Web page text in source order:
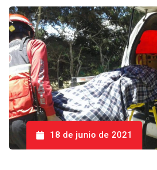
18 de junio de 2021